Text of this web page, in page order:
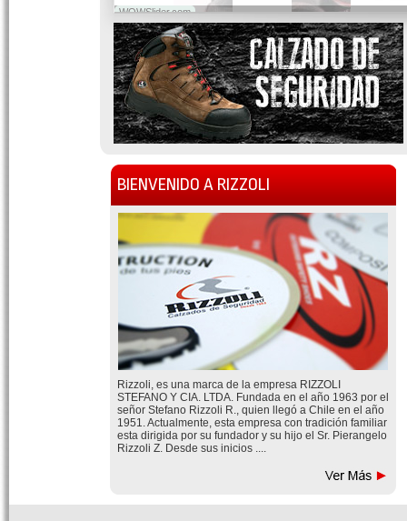
WOWSlider.com
BIENVENIDO A RIZZOLI
Rizzoli, es una marca de la empresa RIZZOLI
STEFANO Y CIA. LTDA. Fundada en el año 1963 por el
señor Stefano Rizzoli R., quien llegó a Chile en el año
1951. Actualmente, esta empresa con tradición familiar
esta dirigida por su fundador y su hijo el Sr. Pierangelo
Rizzoli Z. Desde sus inicios ....